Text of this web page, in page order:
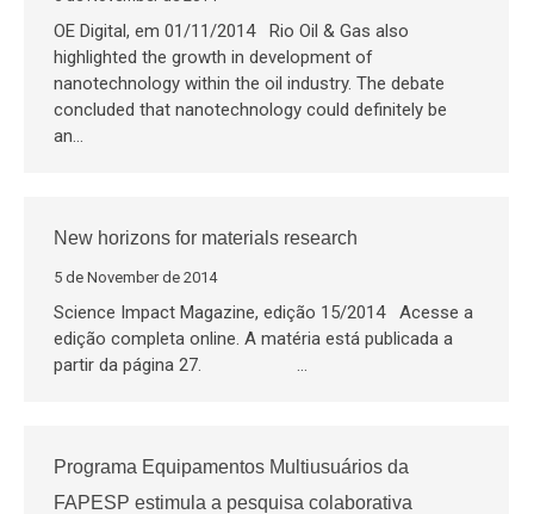
OE Digital, em 01/11/2014 Rio Oil & Gas also
highlighted the growth in development of
nanotechnology within the oil industry. The debate
concluded that nanotechnology could definitely be
an…
New horizons for materials research
5 de November de 2014
Science Impact Magazine, edição 15/2014 Acesse a
edição completa online. A matéria está publicada a
partir da página 27. …
Programa Equipamentos Multiusuários da
FAPESP estimula a pesquisa colaborativa